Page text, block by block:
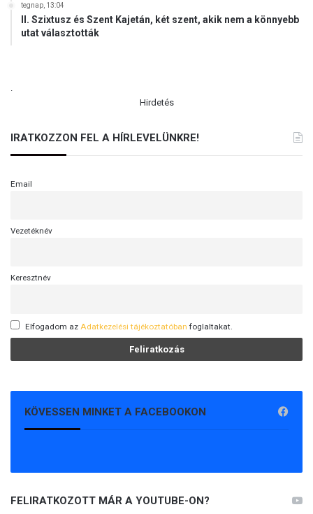
tegnap, 13:04
II. Szixtusz és Szent Kajetán, két szent, akik nem a könnyebb
utat választották
Hirdetés
IRATKOZZON FEL A HÍRLEVELÜNKRE!
Email
Vezetéknév
Keresztnév
Elfogadom az Adatkezelési tájékoztatóban foglaltakat.
KÖVESSEN MINKET A FACEBOOKON
FELIRATKOZOTT MÁR A YOUTUBE-ON?